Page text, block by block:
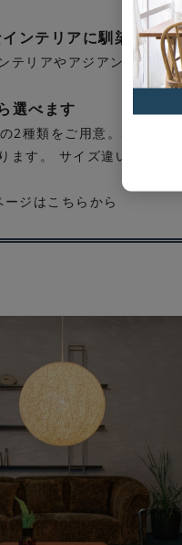
ンテリアに馴染むデザ
テリアやアジアンテイス
選べます
2種類をご用意。Sサイ
ます。 サイズ違いを並べ
ジはこちらから